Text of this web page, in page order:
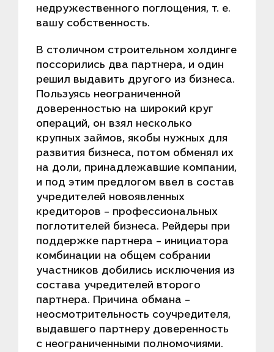
недружественного поглощения, т. е.
вашу собственность.
В столичном строительном холдинге
поссорились два партнера, и один
решил выдавить другого из бизнеса.
Пользуясь неограниченной
доверенностью на широкий круг
операций, он взял несколько
крупных займов, якобы нужных для
развития бизнеса, потом обменял их
на доли, принадлежавшие компании,
и под этим предлогом ввел в состав
учредителей новоявленных
кредиторов – профессиональных
поглотителей бизнеса. Рейдеры при
поддержке партнера – инициатора
комбинации на общем собрании
участников добились исключения из
состава учредителей второго
партнера. Причина обмана –
неосмотрительность соучредителя,
выдавшего партнеру доверенность
с неограниченными полномочиями.